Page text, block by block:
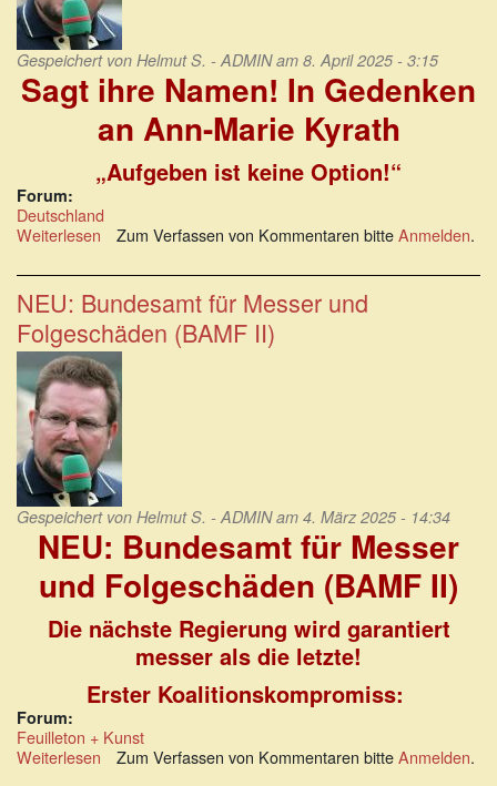
Gespeichert von Helmut S. - ADMINam 8. April 2025 - 3:15
Sagt ihre Namen! In Gedenken
an Ann-Marie Kyrath
„Aufgeben ist keine Option!“
Forum:
Deutschland
Weiterlesen über
ihre
Namen!
In
Gedenken
an
Ann-
Marie
Kyrath
Zum Verfassen von Kommentaren bitteAnmelden.
NEU: Bundesamt für Messer und
Folgeschäden (BAMF II)
Gespeichert von Helmut S. - ADMINam 4. März 2025 - 14:34
NEU: Bundesamt für Messer
und Folgeschäden (BAMF II)
Die nächste Regierung wird garantiert
messer als die letzte!
Erster Koalitionskompromiss:
Forum:
Feuilleton + Kunst
Weiterlesen über
Zum Verfassen von Kommentaren bitteAnmelden.